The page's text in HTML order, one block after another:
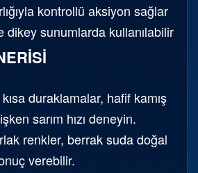
kontrollü aksiyon sağlar
dikey sunumlarda kullanılabilir
duraklamalar, hafif kamış
sarım hızı deneyin.
renkler, berrak suda doğal
verebilir.